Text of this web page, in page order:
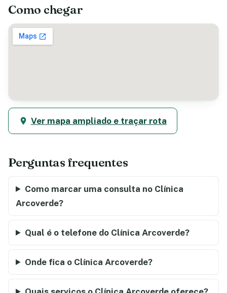
Como chegar
Ver mapa ampliado e traçar rota
Perguntas frequentes
Como marcar uma consulta no Clínica
Arcoverde?
Qual é o telefone do Clínica Arcoverde?
Onde fica o Clínica Arcoverde?